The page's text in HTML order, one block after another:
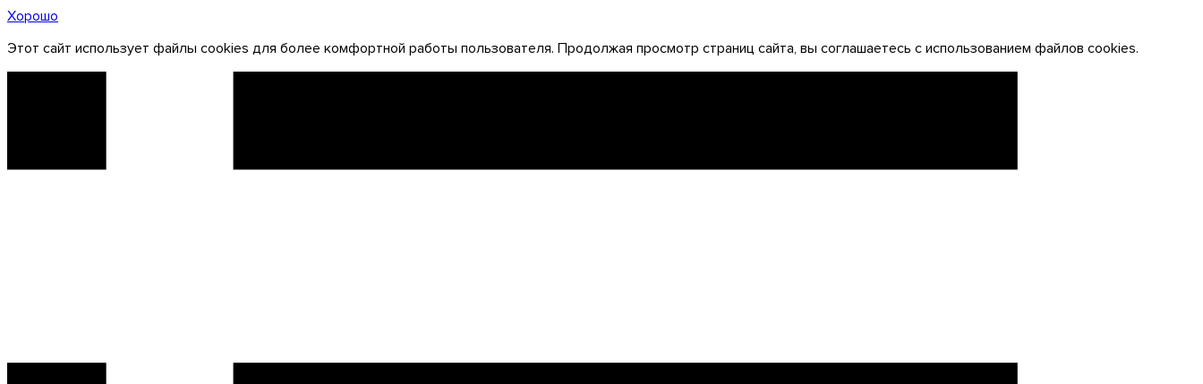
Хорошо
Этот сайт использует файлы cookies для более комфортной работы пользователя. Продолжая просмотр страниц сайта, вы соглашаетесь с использованием файлов cookies.